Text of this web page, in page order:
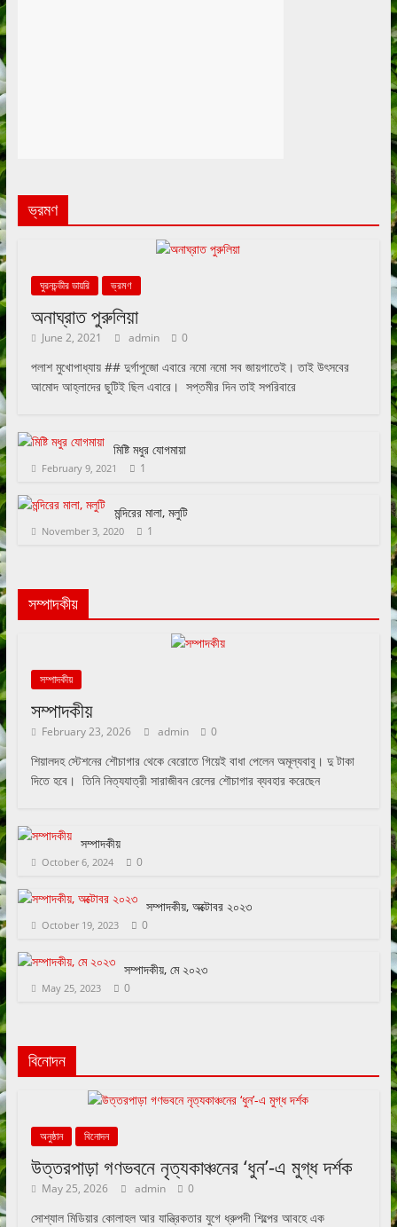
ভ্রমণ
ঘুরনচন্ডীর ডায়রি ভ্রমণ
অনাঘ্রাত পুরুলিয়া
June 2, 2021 admin 0
পলাশ মুখোপাধ্যায় ## দুর্গাপুজো এবারে নমো নমো সব জায়গাতেই। তাই উৎসবের
আমোদ আহ্লাদের ছুটিই ছিল এবারে। সপ্তমীর দিন তাই সপরিবারে
মিষ্টি মধুর যোগমায়া
February 9, 2021 1
মন্দিরের মালা, মলুটি
November 3, 2020 1
সম্পাদকীয়
সম্পাদকীয়
সম্পাদকীয়
February 23, 2026 admin 0
শিয়ালদহ স্টেশনের শৌচাগার থেকে বেরোতে গিয়েই বাধা পেলেন অমূল্যবাবু। দু টাকা
দিতে হবে। তিনি নিত্যযাত্রী সারাজীবন রেলের শৌচাগার ব্যবহার করেছেন
সম্পাদকীয়
October 6, 2024 0
সম্পাদকীয়, অক্টোবর ২০২৩
October 19, 2023 0
সম্পাদকীয়, মে ২০২৩
May 25, 2023 0
বিনোদন
অনুষ্ঠান বিনোদন
উত্তরপাড়া গণভবনে নৃত্যকাঞ্চনের ‘ধুন’-এ মুগ্ধ দর্শক
May 25, 2026 admin 0
সোশ্যাল মিডিয়ার কোলাহল আর যান্ত্রিকতার যুগে ধ্রুপদী শিল্পের আবহে এক